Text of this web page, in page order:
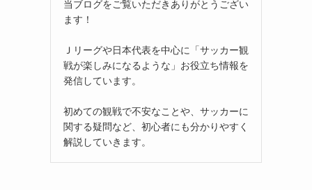
当ブログをご覧いただきありがとうござい
ます！
Ｊリーグや日本代表を中心に「サッカー観
戦が楽しみになるような」お役立ち情報を
発信しています。
初めての観戦で不安なことや、サッカーに
関する疑問など、初心者にも分かりやすく
解説していきます。